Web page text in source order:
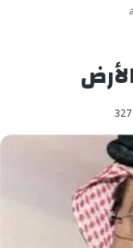
327